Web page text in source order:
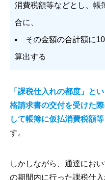
消費税額等などとし、帳
合に、
その金額の合計額に
算出する
「課税仕入れの都度」と
格請求書の交付を受けた
して帳簿に仮払消費税額
す。
しかしながら、通達にお
の期間内に行った課税仕